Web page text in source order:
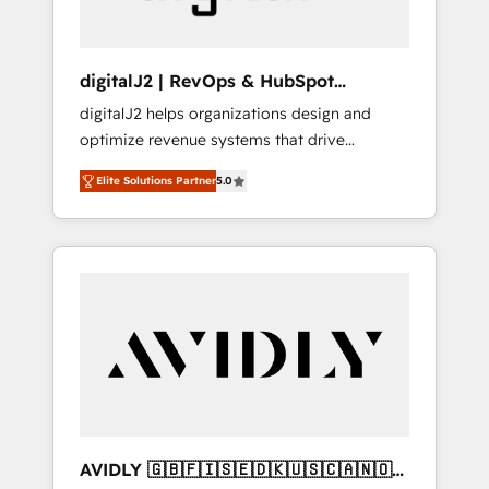
digitalJ2 | RevOps & HubSpot
Implementations
digitalJ2 helps organizations design and
optimize revenue systems that drive
scalable, predictable growth. As a triple-
accredited HubSpot Solutions Partner, we
specialize in both strategic RevOps planning
and hands-on technical execution - building
Services - Managed IT (MSP) - Franchises -
Professional Services - And more! How we
Custom integrations and workflow
Elite Solutions Partner5.0
AVIDLY 🇬🇧🇫🇮🇸🇪🇩🇰🇺🇸🇨🇦🇳🇴